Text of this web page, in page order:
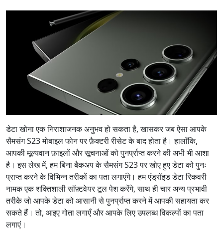
डेटा खोना एक निराशाजनक अनुभव हो सकता है, खासकर जब ऐसा आपके
सैमसंग S23 मोबाइल फोन पर फ़ैक्टरी रीसेट के बाद होता है। हालाँकि,
आपकी मूल्यवान फ़ाइलों और सूचनाओं को पुनर्प्राप्त करने की अभी भी आशा
है। इस लेख में, हम बिना बैकअप के सैमसंग S23 पर खोए हुए डेटा को पुनः
प्राप्त करने के विभिन्न तरीकों का पता लगाएंगे। हम एंड्रॉइड डेटा रिकवरी
नामक एक शक्तिशाली सॉफ़्टवेयर टूल पेश करेंगे, साथ ही चार अन्य प्रभावी
तरीके जो आपके डेटा को आसानी से पुनर्प्राप्त करने में आपकी सहायता कर
सकते हैं। तो, आइए गोता लगाएँ और आपके लिए उपलब्ध विकल्पों का पता
लगाएं।